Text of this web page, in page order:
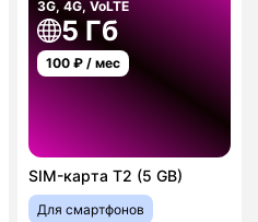
3G, 4G, VoLTE
5 Гб
100 ₽ / мес
SIM-карта T2 (5 GB)
Для смартфонов